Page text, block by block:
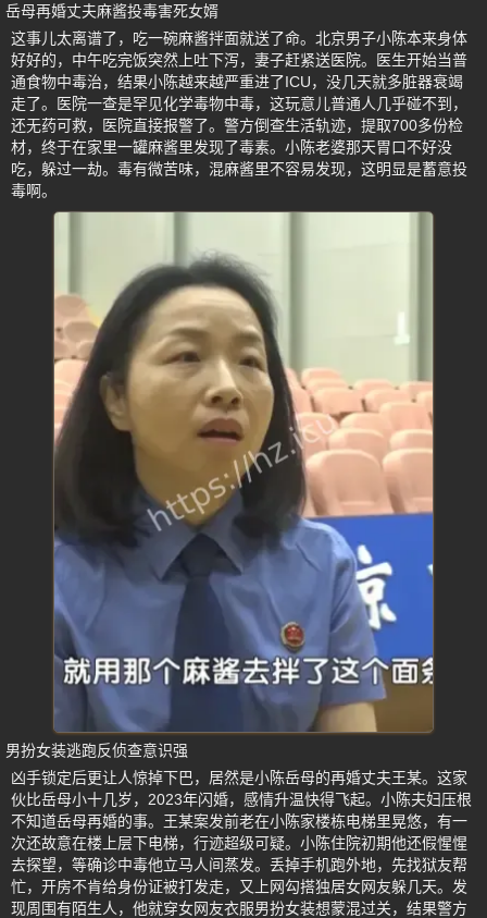
岳母再婚丈夫麻酱投毒害死女婿
这事儿太离谱了，吃一碗麻酱拌面就送了命。北京男子小陈本来身体
好好的，中午吃完饭突然上吐下泻，妻子赶紧送医院。医生开始当普
通食物中毒治，结果小陈越来越严重进了ICU，没几天就多脏器衰竭
走了。医院一查是罕见化学毒物中毒，这玩意儿普通人几乎碰不到，
还无药可救，医院直接报警了。警方倒查生活轨迹，提取700多份检
材，终于在家里一罐麻酱里发现了毒素。小陈老婆那天胃口不好没
吃，躲过一劫。毒有微苦味，混麻酱里不容易发现，这明显是蓄意投
毒啊。
男扮女装逃跑反侦查意识强
凶手锁定后更让人惊掉下巴，居然是小陈岳母的再婚丈夫王某。这家
伙比岳母小十几岁，2023年闪婚，感情升温快得飞起。小陈夫妇压根
不知道岳母再婚的事。王某案发前老在小陈家楼栋电梯里晃悠，有一
次还故意在楼上层下电梯，行迹超级可疑。小陈住院初期他还假惺惺
去探望，等确诊中毒他立马人间蒸发。丢掉手机跑外地，先找狱友帮
忙，开房不肯给身份证被打发走，又上网勾搭独居女网友躲几天。发
现周围有陌生人，他就穿女网友衣服男扮女装想蒙混过关，结果警方